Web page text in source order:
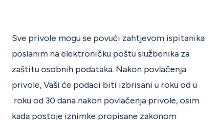
Sve privole mogu se povući zahtjevom ispitanika
poslanim na elektroničku poštu službenika za
zaštitu osobnih podataka. Nakon povlačenja
privole, Vaši će podaci biti izbrisani u roku od u
roku od 30 dana nakon povlačenja privole, osim
kada postoje iznimke propisane zakonom